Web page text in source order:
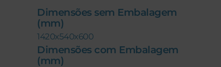
Dimensões sem Embalagem
(mm)
1420x540x600
Dimensões com Embalagem
(mm)